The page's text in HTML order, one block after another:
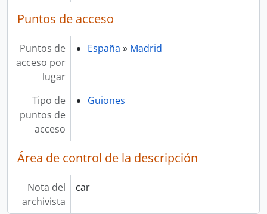
Puntos de acceso
Puntos de
acceso por
lugar
España » Madrid
Tipo de
puntos de
acceso
Guiones
Área de control de la descripción
Nota del
archivista
car